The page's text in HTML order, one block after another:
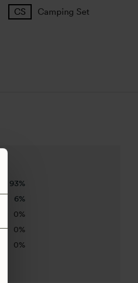
Camping Set
93%
6%
0%
0%
0%